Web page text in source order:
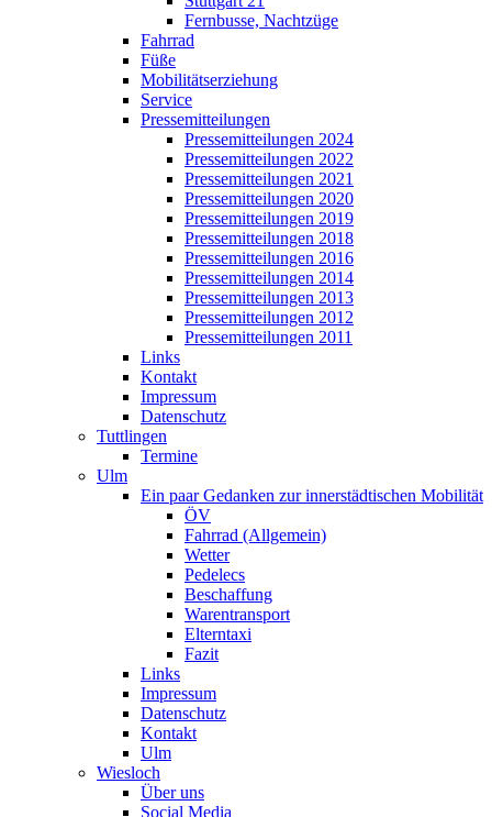
Fernbusse, Nachtzüge
Fahrrad
Füße
Mobilitätserziehung
Service
Pressemitteilungen
Pressemitteilungen 2024
Pressemitteilungen 2022
Pressemitteilungen 2021
Pressemitteilungen 2020
Pressemitteilungen 2019
Pressemitteilungen 2018
Pressemitteilungen 2016
Pressemitteilungen 2014
Pressemitteilungen 2013
Pressemitteilungen 2012
Pressemitteilungen 2011
Links
Kontakt
Impressum
Datenschutz
Tuttlingen
Termine
Ulm
Ein paar Gedanken zur innerstädtischen Mobilität
ÖV
Fahrrad (Allgemein)
Wetter
Pedelecs
Beschaffung
Warentransport
Elterntaxi
Fazit
Links
Impressum
Datenschutz
Kontakt
Ulm
Wiesloch
Über uns
Social Media